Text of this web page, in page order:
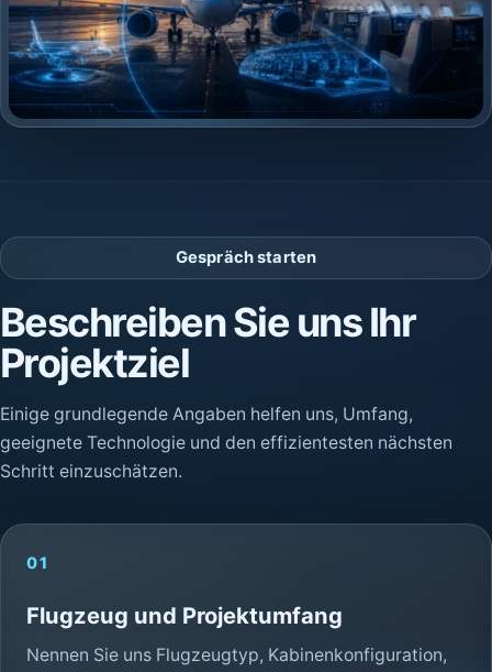
Gespräch starten
Beschreiben Sie uns Ihr
Projektziel
Einige grundlegende Angaben helfen uns, Umfang,
geeignete Technologie und den effizientesten nächsten
Schritt einzuschätzen.
01
Flugzeug und Projektumfang
Nennen Sie uns Flugzeugtyp, Kabinenkonfiguration,